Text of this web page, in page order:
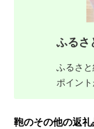
ふるさ
ふるさ
ポイン
鞄のその他の返